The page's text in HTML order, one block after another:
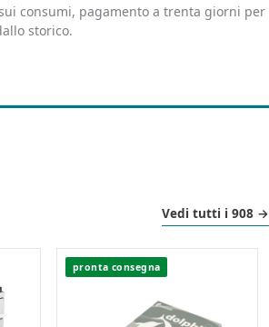
consumi, pagamento a trenta giorni per
storico.
Vedi tutti i 908 →
pronta consegna